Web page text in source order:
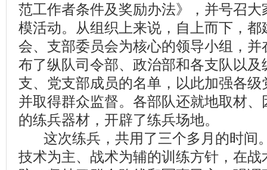
范工作者条件及奖励办法》，并号召
模活动。从组织上来说，自上而下，
会、支部委员会为核心的领导小组，
布了纵队司令部、政治部和各支队以
支、党支部成员的名单，以此加强各
并取得群众监督。各部队还就地取材
的练兵器材，开辟了练兵场地。
这次练兵，共用了三个多月的时间
技术为主、战术为辅的训练方针，在